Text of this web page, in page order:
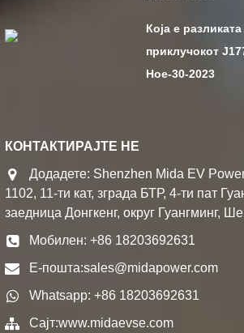
Која е
приклучокот
Ное-30-2023
КОНТАКТИРАЈТЕ НЕ
Додадете: Shenzhen Mida EV
1102, 11-ти кат, зграда БТР, 4-ти пат
заедница Донгкенг, округ Гуангминг,
Мобилен: +86 18203692631
Е-пошта:sales@midapower.com
Whatsapp: +86 18203692631
Сајт:www.midaevse.com